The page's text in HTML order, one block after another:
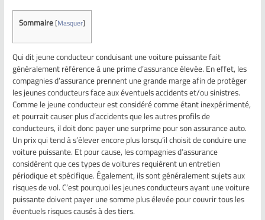
Sommaire[Masquer]
Qui dit jeune conducteur conduisant une voiture puissante fait
généralement référence à une prime d’assurance élevée. En effet, les
compagnies d’assurance prennent une grande marge afin de protéger
les jeunes conducteurs face aux éventuels accidents et/ou sinistres.
Comme le jeune conducteur est considéré comme étant inexpérimenté,
et pourrait causer plus d’accidents que les autres profils de
conducteurs, il doit donc payer une surprime pour son assurance auto.
Un prix qui tend à s’élever encore plus lorsqu’il choisit de conduire une
voiture puissante. Et pour cause, les compagnies d’assurance
considèrent que ces types de voitures requièrent un entretien
périodique et spécifique. Également, ils sont généralement sujets aux
risques de vol. C’est pourquoi les jeunes conducteurs ayant une voiture
puissante doivent payer une somme plus élevée pour couvrir tous les
éventuels risques causés à des tiers.